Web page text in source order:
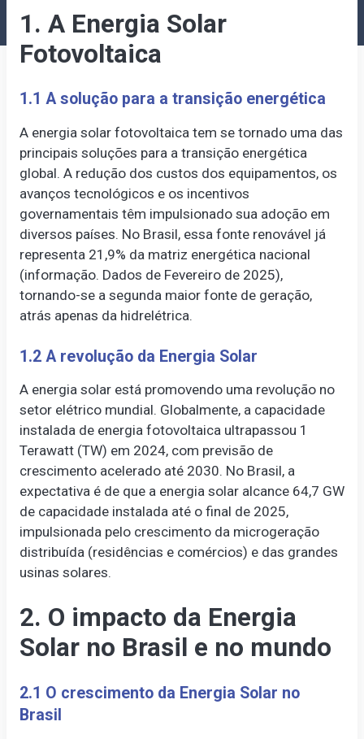
1. A Energia Solar
Fotovoltaica
1.1 A solução para a transição energética
A energia solar fotovoltaica tem se tornado uma das
principais soluções para a transição energética
global. A redução dos custos dos equipamentos, os
avanços tecnológicos e os incentivos
governamentais têm impulsionado sua adoção em
diversos países. No Brasil, essa fonte renovável já
representa 21,9% da matriz energética nacional
(informação. Dados de Fevereiro de 2025),
tornando-se a segunda maior fonte de geração,
atrás apenas da hidrelétrica.
1.2 A revolução da Energia Solar
A energia solar está promovendo uma revolução no
setor elétrico mundial. Globalmente, a capacidade
instalada de energia fotovoltaica ultrapassou 1
Terawatt (TW) em 2024, com previsão de
crescimento acelerado até 2030. No Brasil, a
expectativa é de que a energia solar alcance 64,7 GW
de capacidade instalada até o final de 2025,
impulsionada pelo crescimento da microgeração
distribuída (residências e comércios) e das grandes
usinas solares.
2. O impacto da Energia
Solar no Brasil e no mundo
2.1 O crescimento da Energia Solar no
Brasil